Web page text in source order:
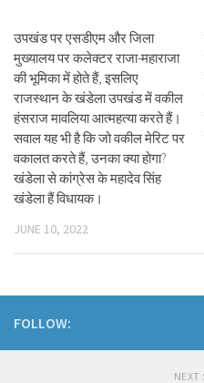
उपखंड पर एसडीएम और जिला
मुख्यालय पर कलेक्टर राजा-महाराजा
की भूमिका में होते हैं, इसलिए
राजस्थान के खंडेला उपखंड में वकील
हंसराज मावलिया आत्महत्या करते हैं।
सवाल यह भी है कि जो वकील मेरिट पर
वकालत करते हैं, उनका क्या होगा?
खंडेला से कांग्रेस के महादेव सिंह
खंडेला हैं विधायक।
JUNE 10, 2022
FOLLOW:
NEXT